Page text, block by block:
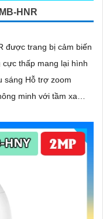
HNR
được trang bị cảm biến
cực thấp mang lại hình
sáng Hỗ trợ zoom
minh với tầm xa
ổn định ngoài trời